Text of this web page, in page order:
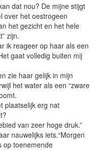
dat nou? De mijne stijgt
over het oestrogeen
het gezicht en het hele
zijn.
ik reageer op haar als een
gaat volledig buiten mij
zie haar gelijk in mijn
het water als een “zware
plaatselijk erg nat
van zeer hoge druk.”
nauwelijks iets.“Morgen
op toenemende